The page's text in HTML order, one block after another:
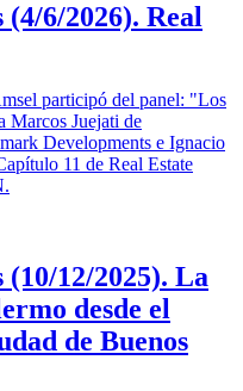
6/2026). Real
participó del panel: "Los
Marcos Juejati de
Developments e Ignacio
11 de Real Estate
12/2025). La
desde el
de Buenos